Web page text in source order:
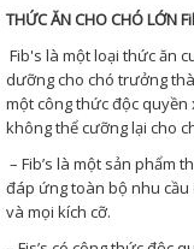
THỨC ĂN CHO CHÓ LỚN
Fib's là một loại thức ăn
dưỡng cho chó trưởng
một công thức độc
không thể cưỡng lại cho
– Fib’s là một sản phẩm
đáp ứng toàn bộ nhu
và mọi kích cỡ.